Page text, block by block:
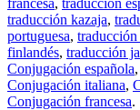
traducción kazaja,
portuguesa, traducción
finlandés, traducción
Conjugación española,
Conjugación italiana,
Conjugación francesa.